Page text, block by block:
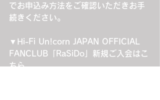
でお申込み方法をご確認いただきお手
続きください。
▼Hi-Fi Un!corn JAPAN OFFICIAL
FANCLUB「RaSiDo」新規ご入会はこ
ちら